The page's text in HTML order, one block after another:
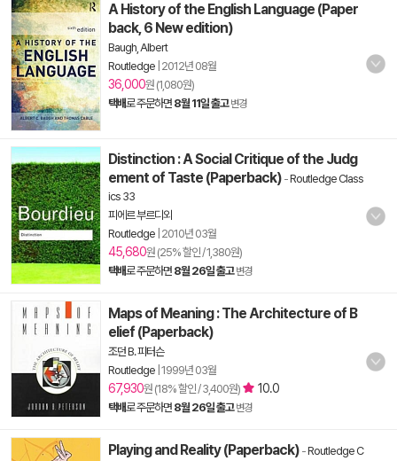
A History of the English Language (Paper
back, 6 New edition)
Baugh, Albert
Routledge 2012년 08월
36,000원 (1,080원)
택배로 주문하면 8월 11일 출고 변경
Distinction : A Social Critique of the Judg
ement of Taste (Paperback) -Routledge Class
ics 33
피에르 부르디외
Routledge 2010년 03월
45,680원 (25% 할인 / 1,380원)
택배로 주문하면 8월 26일 출고 변경
Maps of Meaning : The Architecture of B
elief (Paperback)
조던 B. 피터슨
Routledge 1999년 03월
67,930원 (18% 할인 / 3,400원) 10.0
택배로 주문하면 8월 26일 출고 변경
Playing and Reality (Paperback) -Routledge C